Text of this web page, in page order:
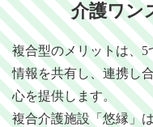
介護ワン
複合型のメリットは、
情報を共有し、連携し
心を提供します。
複合介護施設「悠縁」